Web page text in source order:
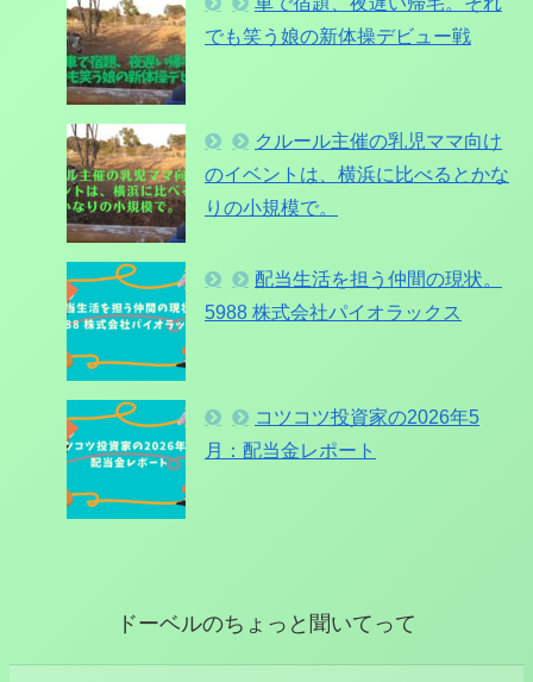
でも笑う娘の新体操デビュー戦
クルール主催の乳児ママ向け
のイベントは、横浜に比べるとかな
りの小規模で。
配当生活を担う仲間の現状。
5988 株式会社パイオラックス
コツコツ投資家の2026年5
月：配当金レポート
ドーベルのちょっと聞いてって